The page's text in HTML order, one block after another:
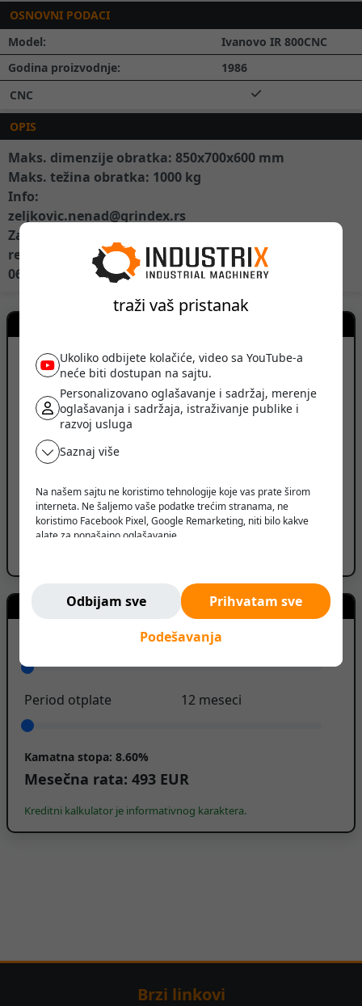
traži vaš pristanak
Ukoliko odbijete kolačiće, video sa YouTube-a
neće biti dostupan na sajtu.
Personalizovano oglašavanje i sadržaj, merenje
oglašavanja i sadržaja, istraživanje publike i
razvoj usluga
Saznaj više
Na našem sajtu ne koristimo tehnologije koje vas prate širom
interneta. Ne šaljemo vaše podatke trećim stranama, ne
koristimo Facebook Pixel, Google Remarketing, niti bilo kakve
alate za ponašajno oglašavanje.
Odbijam sve
Prihvatam sve
Podešavanja
OSNOVNI PODACI
Model:
Ivanovo IR 800CNC
Godina proizvodnje:
1986
CNC
OPIS
Maks. dimenzije obratka: 850x700x600 mm
Maks. težina obratka: 1000 kg
Info:
zeljkovic.nenad@grindex.rs
Za tehničke detalje i stanje:
reljic.dusan@grindex.rs
GRINDEX
Kikinda, Srbija
PRIKAŽI BROJ TELEFONA
ID oglasa: 260115103414726480
Kreditni kalkulator
6.100EUR
Period otplate 12 meseci
Kamatna stopa: 8.60%
Mesečna rata: 493 EUR
Kreditni kalkulator je informativnog karaktera.
Brzi linkovi